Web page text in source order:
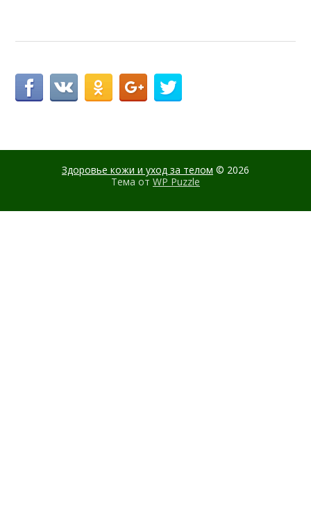
Здоровье кожи и уход за телом © 2026
Тема от WP Puzzle